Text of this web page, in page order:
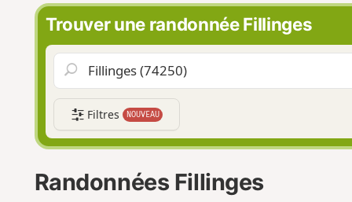
o
Trouver une randonnée Fillinges
Filtres NOUVEAU
Randonnées Fillinges